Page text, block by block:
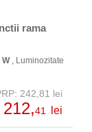
rama
W, Luminozitate
242,81 lei
212,41 lei